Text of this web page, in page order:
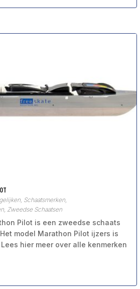
, Schaatsmerken,
, Zweedse Schaatsen
Pilot is een zweedse schaats
model Marathon Pilot ijzers is
hier meer over alle kenmerken